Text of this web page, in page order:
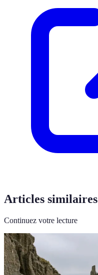
Articles similaires
Continuez votre lecture